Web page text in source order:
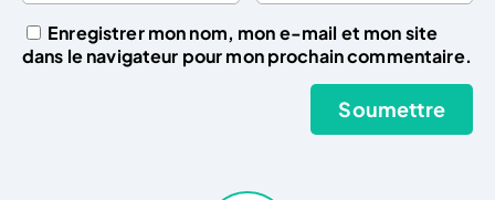
Enregistrer mon nom, mon e-mail et mon site
dans le navigateur pour mon prochain commentaire.